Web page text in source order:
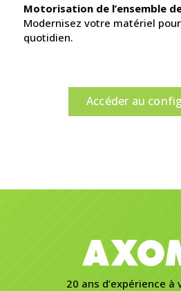
Motorisation de l’ensemble
Modernisez votre matériel
quotidien.
Accéder au
20 ans d’expérience à